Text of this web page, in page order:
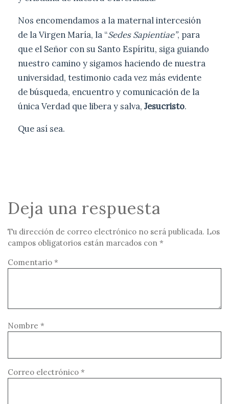
Nos encomendamos a la maternal intercesión
de la Virgen María, la “Sedes Sapientiae”, para
que el Señor con su Santo Espíritu, siga guiando
nuestro camino y sigamos haciendo de nuestra
universidad, testimonio cada vez más evidente
de búsqueda, encuentro y comunicación de la
única Verdad que libera y salva, Jesucristo.
Que así sea.
Deja una respuesta
Tu dirección de correo electrónico no será publicada. Los
campos obligatorios están marcados con *
Comentario *
Nombre *
Correo electrónico *